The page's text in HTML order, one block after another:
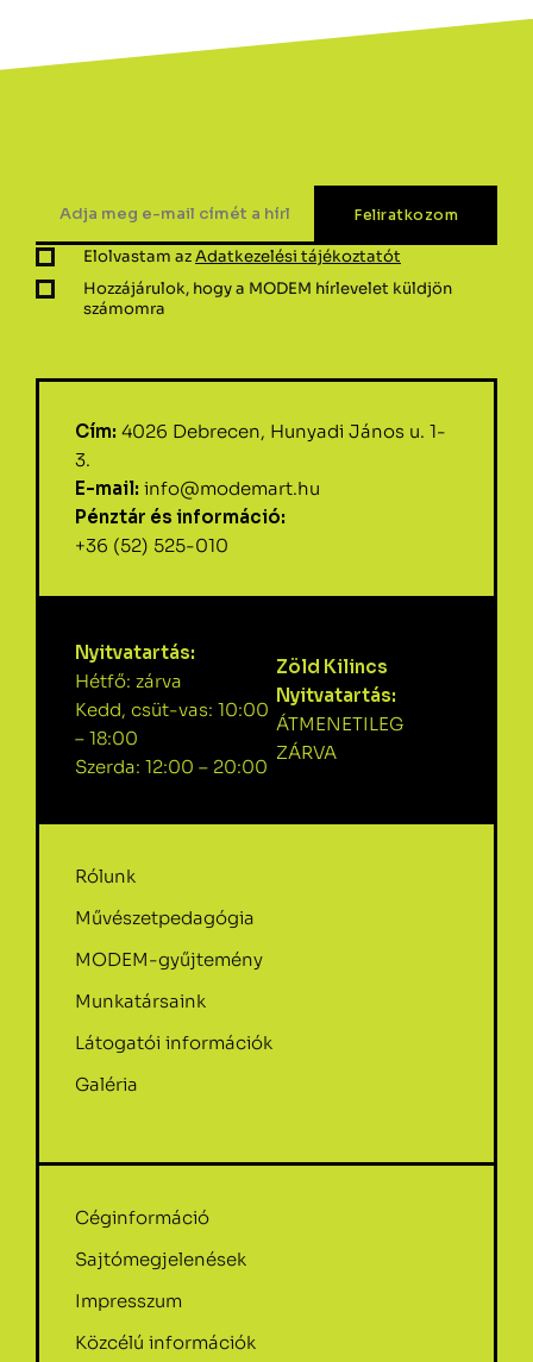
Elolvastam azAdatkezelési tájékoztatót
Hozzájárulok, hogy a MODEM hírlevelet küldjön
számomra
Cím: 4026 Debrecen, Hunyadi János u. 1-
3.
E-mail: info@modemart.hu
Pénztár és információ:
+36 (52) 525-010
Nyitvatartás:
Hétfő: zárva
Kedd, csüt-vas: 10:00
– 18:00
Szerda: 12:00 – 20:00
Zöld Kilincs
Nyitvatartás:
ÁTMENETILEG
ZÁRVA
Rólunk
Művészetpedagógia
MODEM-gyűjtemény
Munkatársaink
Látogatói információk
Galéria
Céginformáció
Sajtómegjelenések
Impresszum
Közcélú információk